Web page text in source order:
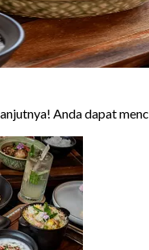
Anda dapat